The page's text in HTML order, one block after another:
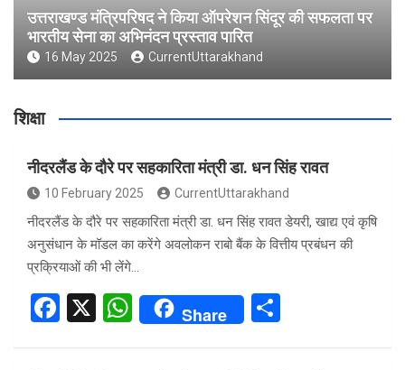
उत्तराखण्ड मंत्रिपरिषद ने किया ऑपरेशन सिंदूर की सफलता पर
भारतीय सेना का अभिनंदन प्रस्ताव पारित
16 May 2025 CurrentUttarakhand
शिक्षा
नीदरलैंड के दौरे पर सहकारिता मंत्री डा. धन सिंह रावत
10 February 2025 CurrentUttarakhand
नीदरलैंड के दौरे पर सहकारिता मंत्री डा. धन सिंह रावत डेयरी, खाद्य एवं कृषि
अनुसंधान के मॉडल का करेंगे अवलोकन राबो बैंक के वित्तीय प्रबंधन की
प्रक्रियाओं की भी लेंगे…
F
X
W
Share